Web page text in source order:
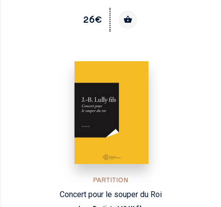
26€
PARTITION
Concert pour le souper du Roi